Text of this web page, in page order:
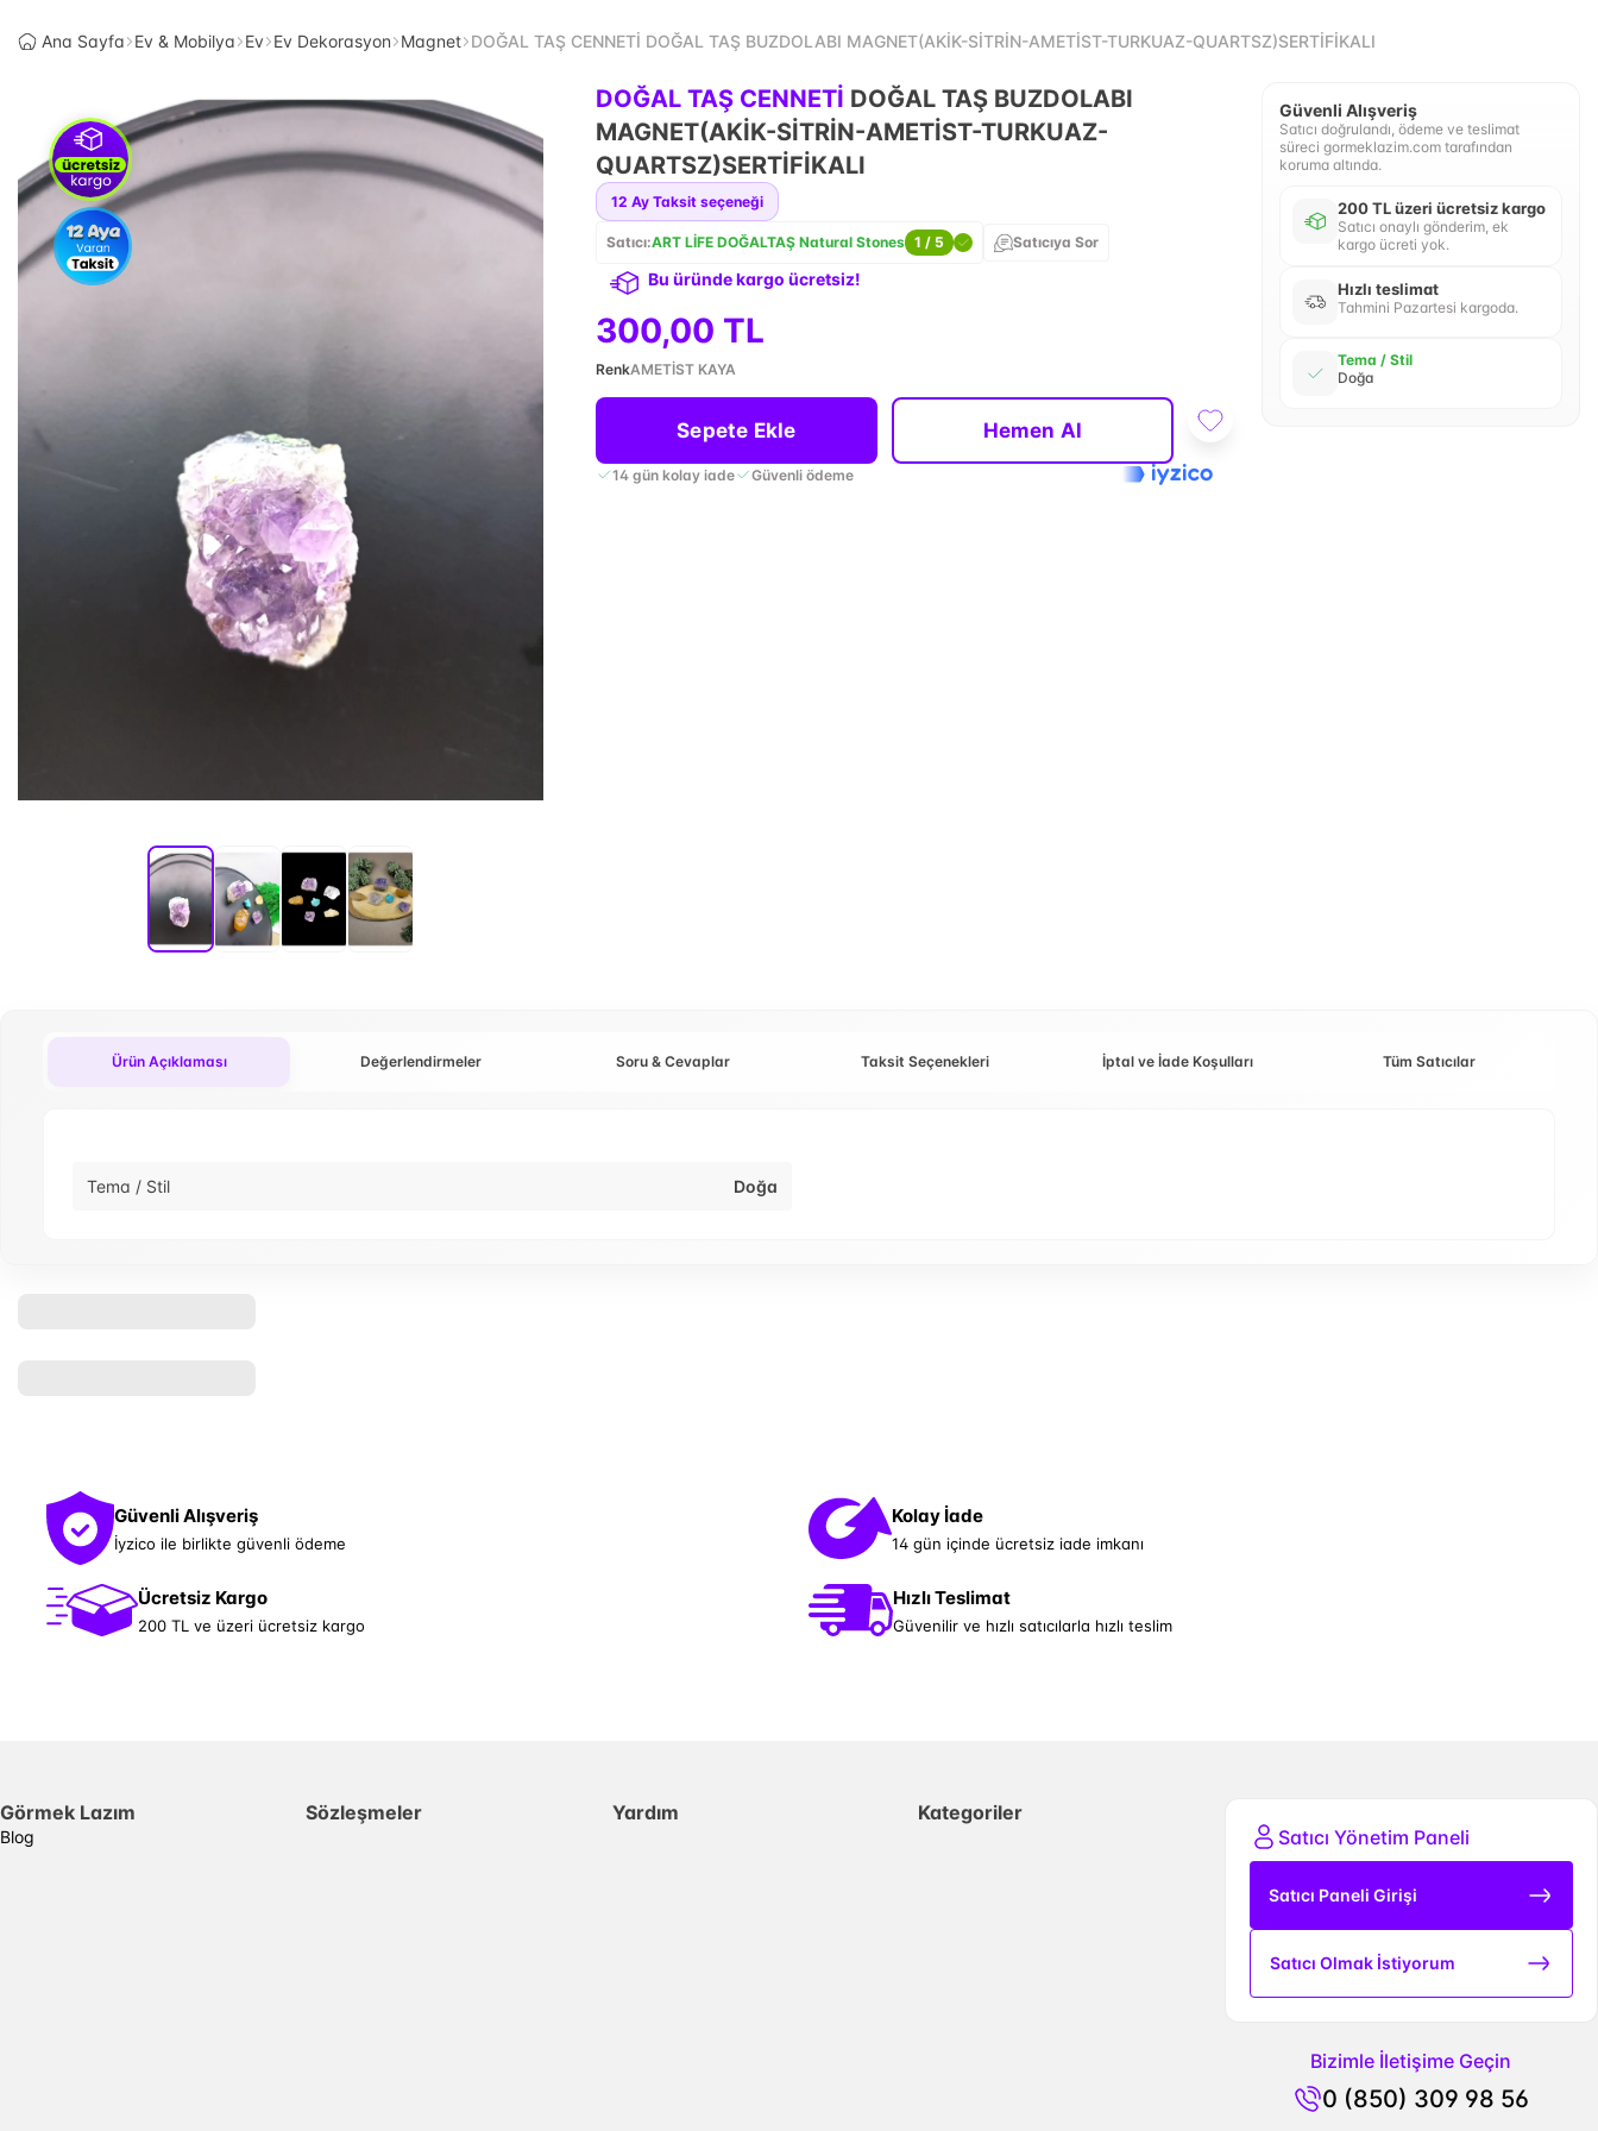
Ana Sayfa Ev & Mobilya Ev Ev Dekorasyon Magnet DOĞAL TAŞ CENNETİ DOĞAL TAŞ BUZDOLABI MAGNET(AKİK-SİTRİN-AMETİST-TURKUAZ-QUARTSZ)SERTİFİKALI
DOĞAL TAŞ CENNETİ DOĞAL TAŞ BUZDOLABI
MAGNET(AKİK-SİTRİN-AMETİST-TURKUAZ-
QUARTSZ)SERTİFİKALI
12 Ay Taksit seçeneği
Satıcı:ART LİFE DOĞALTAŞ Natural Stones 1 / 5 Satıcıya Sor
Bu üründe kargo ücretsiz!
300,00 TL
RenkAMETİST KAYA
Sepete Ekle Hemen Al
14 gün kolay iade Güvenli ödeme
Güvenli Alışveriş
Satıcı doğrulandı, ödeme ve teslimat
süreci gormeklazim.com tarafından
koruma altında.
200 TL üzeri ücretsiz kargo
Satıcı onaylı gönderim, ek
kargo ücreti yok.
Hızlı teslimat
Tahmini Pazartesi kargoda.
Tema / Stil
Doğa
Ürün Açıklaması Değerlendirmeler Soru & Cevaplar Taksit Seçenekleri İptal ve İade Koşulları Tüm Satıcılar
Tema / Stil Doğa
Güvenli Alışveriş
İyzico ile birlikte güvenli ödeme
Kolay İade
14 gün içinde ücretsiz iade imkanı
Ücretsiz Kargo
200 TL ve üzeri ücretsiz kargo
Hızlı Teslimat
Güvenilir ve hızlı satıcılarla hızlı teslim
Görmek Lazım
Blog
Sözleşmeler Yardım
Kategoriler
Satıcı Yönetim Paneli
Satıcı Paneli Girişi
Satıcı Olmak İstiyorum
Bizimle İletişime Geçin
0 (850) 309 98 56